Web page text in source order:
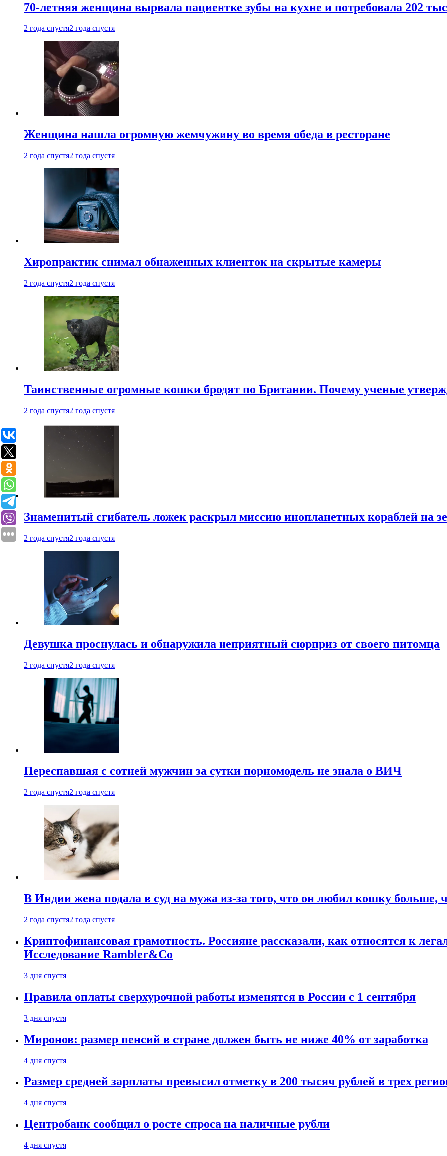
70-летняя женщина вырвала пациентке зубы на кухне и потребовала 202
2 года спустя2 года спустя
Женщина нашла огромную жемчужину во время обеда в ресторане
2 года спустя2 года спустя
Хиропрактик снимал обнаженных клиенток на скрытые камеры
2 года спустя2 года спустя
Таинственные огромные кошки бродят по Британии. Почему ученые
2 года спустя2 года спустя
Знаменитый сгибатель ложек раскрыл миссию инопланетных кораблей на
2 года спустя2 года спустя
Девушка проснулась и обнаружила неприятный сюрприз от своего питомца
2 года спустя2 года спустя
Переспавшая с сотней мужчин за сутки порномодель не знала о ВИЧ
2 года спустя2 года спустя
В Индии жена подала в суд на мужа из-за того, что он любил кошку больше,
2 года спустя2 года спустя
Криптофинансовая грамотность. Россияне рассказали, как относятся к
Исследование Rambler&Co
3 дня спустя
Правила оплаты сверхурочной работы изменятся в России с 1 сентября
3 дня спустя
Миронов: размер пенсий в стране должен быть не ниже 40% от заработка
4 дня спустя
Размер средней зарплаты превысил отметку в 200 тысяч рублей в трех
4 дня спустя
Центробанк сообщил о росте спроса на наличные рубли
4 дня спустя